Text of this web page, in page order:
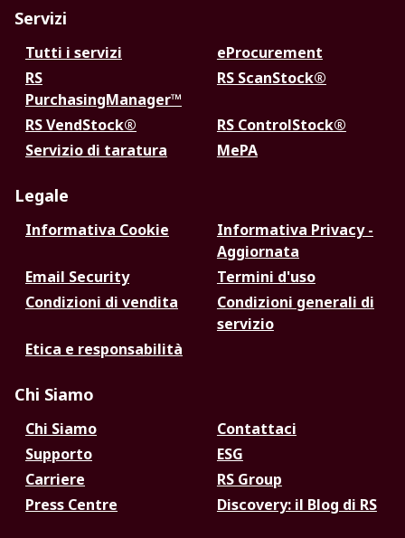
Servizi
Tutti i servizi
eProcurement
RS
PurchasingManager™
RS ScanStock®
RS VendStock®
RS ControlStock®
Servizio di taratura
MePA
Legale
Informativa Cookie
Informativa Privacy -
Aggiornata
Email Security
Termini d'uso
Condizioni di vendita
Condizioni generali di
servizio
Etica e responsabilità
Chi Siamo
Chi Siamo
Contattaci
Supporto
ESG
Carriere
RS Group
Press Centre
Discovery: il Blog di RS